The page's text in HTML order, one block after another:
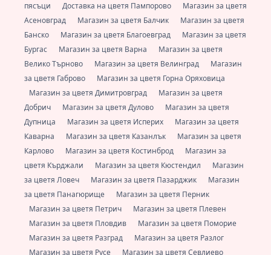
пясъци
Доставка на цветя Пампорово
Магазин за цветя
Асеновград
Магазин за цветя Балчик
Магазин за цветя
Банско
Магазин за цветя Благоевград
Магазин за цветя
Бургас
Магазин за цветя Варна
Магазин за цветя
Велико Търново
Магазин за цветя Велинград
Магазин
за цветя Габрово
Магазин за цветя Горна Оряховица
Магазин за цветя Димитровград
Магазин за цветя
Добрич
Магазин за цветя Дулово
Магазин за цветя
Дупница
Магазин за цветя Исперих
Магазин за цветя
Каварна
Магазин за цветя Казанлък
Магазин за цветя
Карлово
Магазин за цветя Костинброд
Магазин за
цветя Кърджали
Магазин за цветя Кюстендил
Магазин
за цветя Ловеч
Магазин за цветя Пазарджик
Магазин
за цветя Панагюрище
Магазин за цветя Перник
Магазин за цветя Петрич
Магазин за цветя Плевен
Магазин за цветя Пловдив
Магазин за цветя Поморие
Магазин за цветя Разград
Магазин за цветя Разлог
Магазин за цветя Русе
Магазин за цветя Севлиево